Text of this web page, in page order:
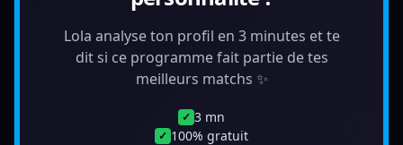
Lola analyse ton profil en 3 minutes et te
dit si ce programme fait partie de tes
meilleurs matchs ✨
✓ 3 mn
✓ 100% gratuit